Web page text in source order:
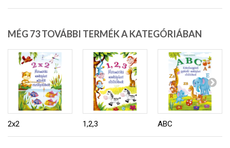
MÉG 73 TOVÁBBI TERMÉK A KATEGÓRIÁBAN
2x2 1,2,3 ABC